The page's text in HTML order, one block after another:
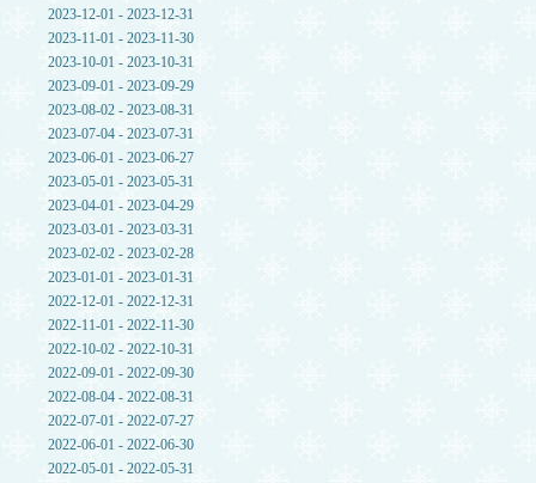
2023-12-01 - 2023-12-31
2023-11-01 - 2023-11-30
2023-10-01 - 2023-10-31
2023-09-01 - 2023-09-29
2023-08-02 - 2023-08-31
2023-07-04 - 2023-07-31
2023-06-01 - 2023-06-27
2023-05-01 - 2023-05-31
2023-04-01 - 2023-04-29
2023-03-01 - 2023-03-31
2023-02-02 - 2023-02-28
2023-01-01 - 2023-01-31
2022-12-01 - 2022-12-31
2022-11-01 - 2022-11-30
2022-10-02 - 2022-10-31
2022-09-01 - 2022-09-30
2022-08-04 - 2022-08-31
2022-07-01 - 2022-07-27
2022-06-01 - 2022-06-30
2022-05-01 - 2022-05-31